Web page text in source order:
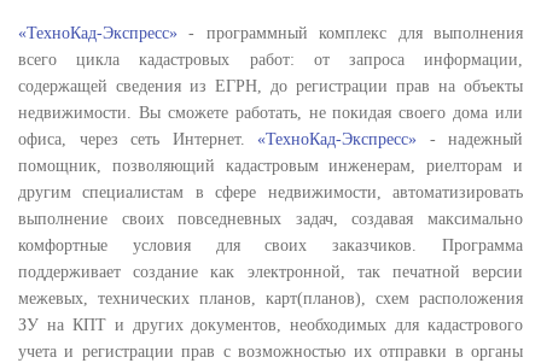
«ТехноКад-Экспресс» - программный комплекс для выполнения
всего цикла кадастровых работ: от запроса информации,
содержащей сведения из ЕГРН, до регистрации прав на объекты
недвижимости. Вы сможете работать, не покидая своего дома или
офиса, через сеть Интернет. «ТехноКад-Экспресс» - надежный
помощник, позволяющий кадастровым инженерам, риелторам и
другим специалистам в сфере недвижимости, автоматизировать
выполнение своих повседневных задач, создавая максимально
комфортные условия для своих заказчиков. Программа
поддерживает создание как электронной, так печатной версии
межевых, технических планов, карт(планов), схем расположения
ЗУ на КПТ и других документов, необходимых для кадастрового
учета и регистрации прав с возможностью их отправки в органы